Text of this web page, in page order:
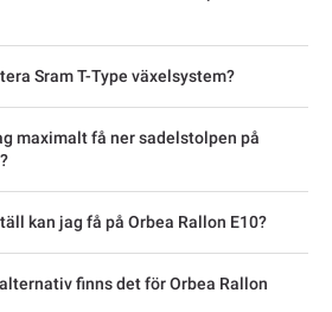
Sram T-Type växelsystem?
maximalt få ner sadelstolpen på
kan jag få på Orbea Rallon E10?
finns det för Orbea Rallon